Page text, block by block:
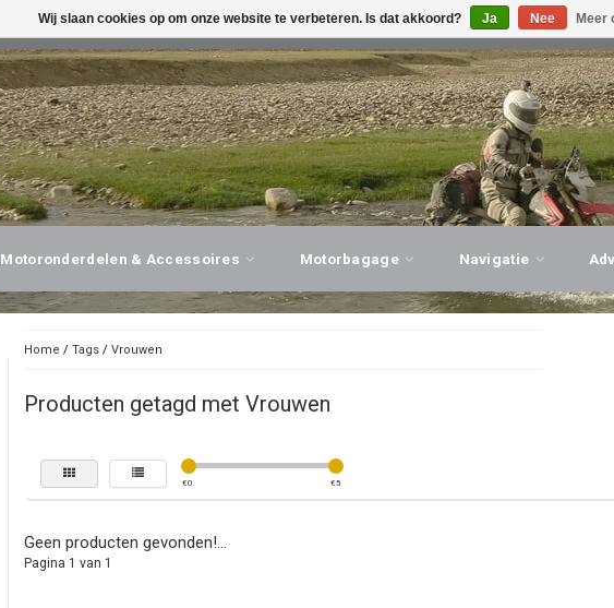
DESKUNDIG ADVIES, PERSOONLIJKE SERVICE! BEZOEK ONZE
Motoronderdelen & Accessoires Motorbagage Navigatie
Home / Tags/ Vrouwen
Producten getagd met Vrouwen
€0 €5
Geen producten gevonden!...
Pagina 1 van 1
Wij slaan cookies op om onze website te verbeteren. Is dat akkoord? Ja Nee Meer